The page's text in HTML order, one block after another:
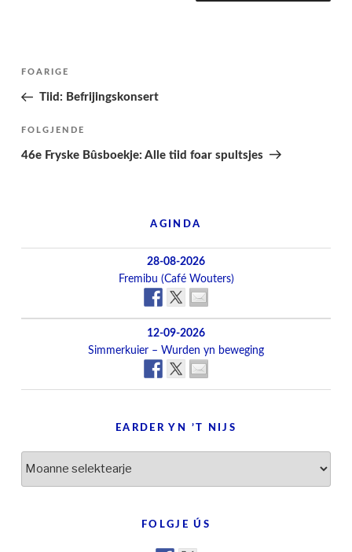
Berichtnavigatie
Folgjende
pagina
FOARIGE
Tiid: Befrijingskonsert
Folgjend
berjocht
FOLGJENDE
46e Fryske Bûsboekje: Alle tiid foar spultsjes
AGINDA
28-08-2026
Fremibu (Café Wouters)
12-09-2026
Simmerkuier – Wurden yn beweging
EARDER YN ’T NIJS
yn
FOLGJE ÚS